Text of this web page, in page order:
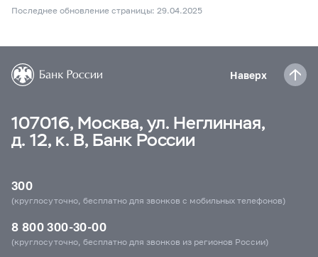
Последнее обновление страницы: 29.04.2025
Наверх
107016, Москва, ул. Неглинная,
д. 12, к. В, Банк России
300
(круглосуточно, бесплатно для звонков с мобильных телефонов)
8 800 300-30-00
(круглосуточно, бесплатно для звонков из регионов России)